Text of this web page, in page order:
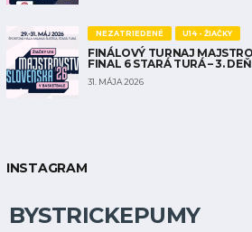
NEZATRIEDENÉ U14 - ŽIAČKY
FINÁLOVÝ TURNAJ
FINAL 6 STARÁ TURÁ – 3. DEŇ
31. MÁJA 2026
INSTAGRAM
BYSTRICKEPUMY